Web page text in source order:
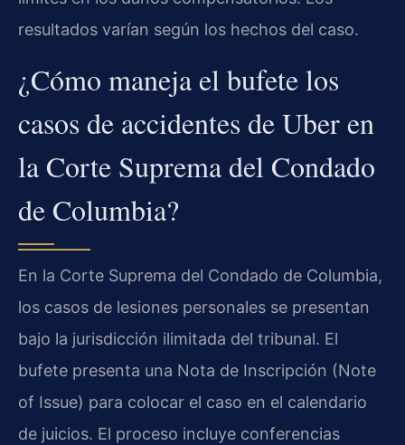
resultados varían según los hechos del caso.
¿Cómo maneja el bufete los
casos de accidentes de Uber en
la Corte Suprema del Condado
de Columbia?
En la Corte Suprema del Condado de Columbia,
los casos de lesiones personales se presentan
bajo la jurisdicción ilimitada del tribunal. El
bufete presenta una Nota de Inscripción (Note
of Issue) para colocar el caso en el calendario
de juicios. El proceso incluye conferencias